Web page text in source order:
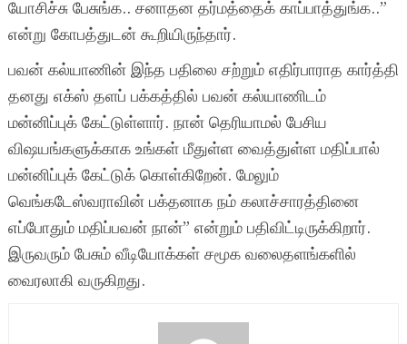
யோசிச்சு பேசுங்க.. சனாதன தர்மத்தைக் காப்பாத்துங்க..”
என்று கோபத்துடன் கூறியிருந்தார்.
பவன் கல்யாணின் இந்த பதிலை சற்றும் எதிர்பாராத கார்த்தி
தனது எக்ஸ் தளப் பக்கத்தில் பவன் கல்யாணிடம்
மன்னிப்புக் கேட்டுள்ளார். நான் தெரியாமல் பேசிய
விஷயங்களுக்காக உங்கள் மீதுள்ள வைத்துள்ள மதிப்பால்
மன்னிப்புக் கேட்டுக் கொள்கிறேன். மேலும்
வெங்கடேஸ்வராவின் பக்தனாக நம் கலாச்சாரத்தினை
எப்போதும் மதிப்பவன் நான்” என்றும் பதிவிட்டிருக்கிறார்.
இருவரும் பேசும் வீடியோக்கள் சமூக வலைதளங்களில்
வைரலாகி வருகிறது.